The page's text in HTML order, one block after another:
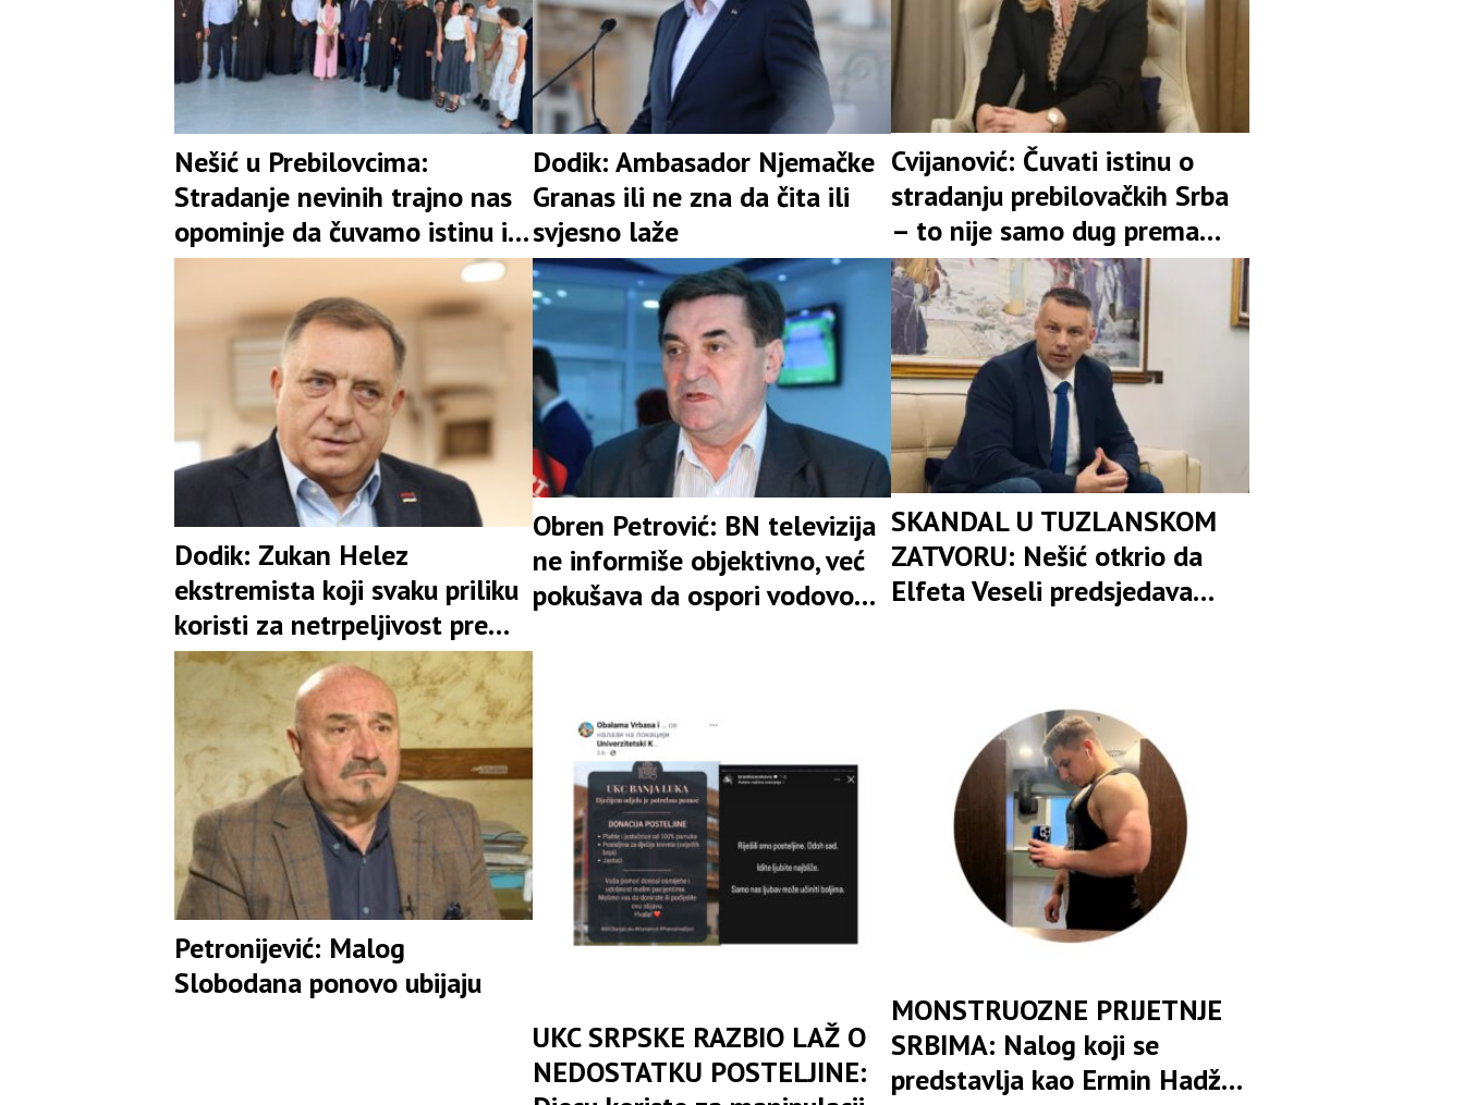
Nešić u Prebilovcima:
Stradanje nevinih trajno nas
opominje da čuvamo istinu i
jedinstvo
Dodik: Ambasador Njemačke
Granas ili ne zna da čita ili
svjesno laže
Cvijanović: Čuvati istinu o
stradanju prebilovačkih Srba
– to nije samo dug prema
prošlosti
Dodik: Zukan Helez
ekstremista koji svaku priliku
koristi za netrpeljivost prema
Srbima
Obren Petrović: BN televizija
ne informiše objektivno, već
pokušava da ospori vodovod
SKANDAL U TUZLANSKOM
ZATVORU: Nešić otkrio da
Elfeta Veseli predsjedava
Petronijević: Malog
Slobodana ponovo ubijaju
UKC SRPSKE RAZBIO LAŽ O
NEDOSTATKU POSTELJINE:
MONSTRUOZNE PRIJETNJE
SRBIMA: Nalog koji se
predstavlja kao Ermin Hadžić